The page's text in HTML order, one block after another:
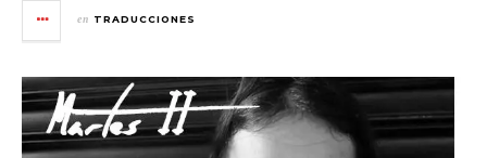
en TRADUCCIONES